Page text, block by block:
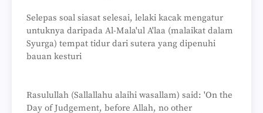
Selepas soal siasat selesai, lelaki kacak mengatur
untuknya daripada Al-Mala'ul A'laa (malaikat dalam
Syurga) tempat tidur dari sutera yang dipenuhi
bauan kesturi
Rasulullah (Sallallahu alaihi wasallam) said: 'On the
Day of Judgement, before Allah, no other